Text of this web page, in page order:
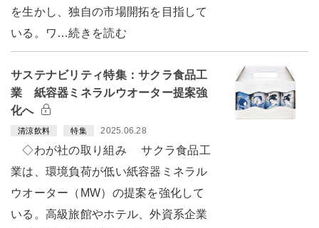
を生かし、独自の市場開拓を目指して
いる。ワ…続きを読む
サステナビリティ特集：サクラ食品工
業 紙容器ミネラルウオーター提案強
化へ
清涼飲料 特集 2025.06.28
◇わが社の取り組み サクラ食品工
業は、環境負荷が低い紙容器ミネラル
ウオーター（MW）の提案を強化して
いる。高級旅館やホテル、外資系企業